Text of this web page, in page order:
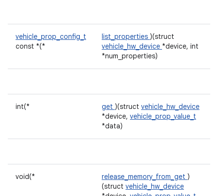
vehicle_prop_config_t
const *(*
list_properties )(struct
vehicle_hw_device *device, int
*num_properties)
int(* get )(struct vehicle_hw_device
*device, vehicle_prop_value_t
*data)
void(* release_memory_from_get )
(struct vehicle_hw_device